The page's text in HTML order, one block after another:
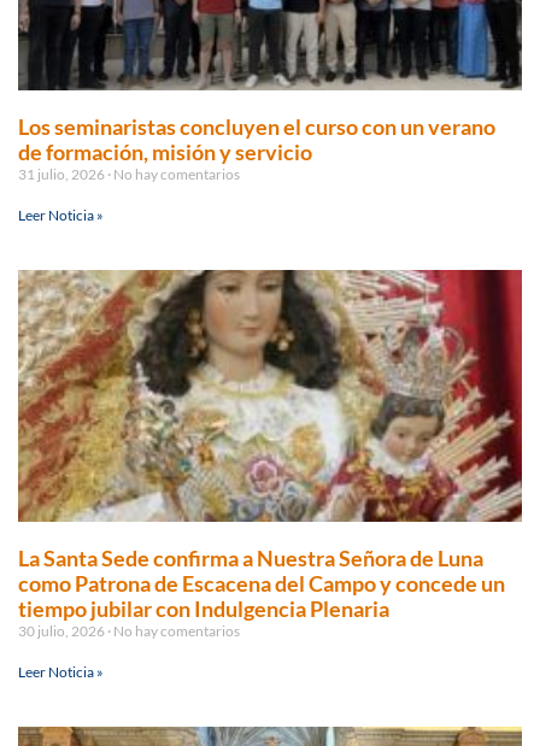
Los seminaristas concluyen el curso con un verano
de formación, misión y servicio
31 julio, 2026 No hay comentarios
Leer Noticia »
La Santa Sede confirma a Nuestra Señora de Luna
como Patrona de Escacena del Campo y concede un
tiempo jubilar con Indulgencia Plenaria
30 julio, 2026 No hay comentarios
Leer Noticia »